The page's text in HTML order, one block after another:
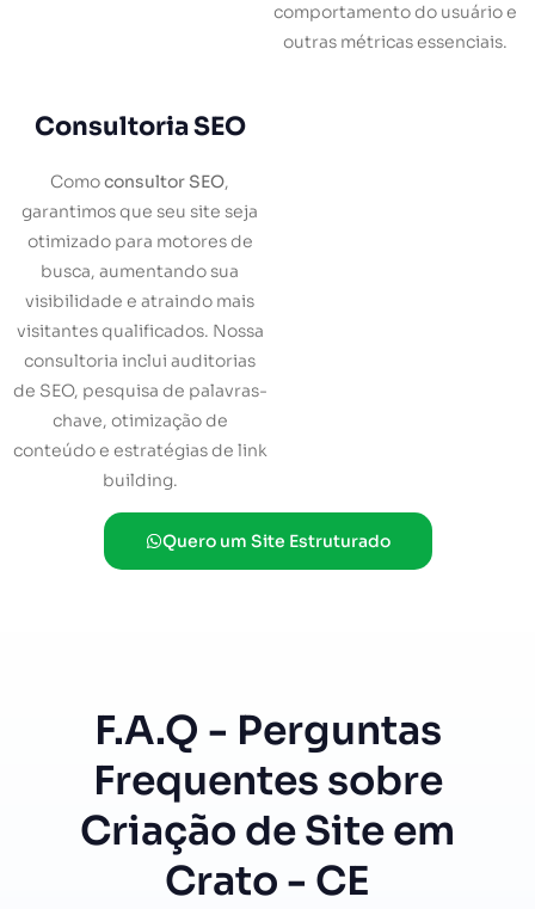
comportamento do usuário e
outras métricas essenciais.
Consultoria SEO
Comoconsultor SEO,
garantimos que seu site seja
otimizado para motores de
busca, aumentando sua
visibilidade e atraindo mais
visitantes qualificados. Nossa
consultoria inclui auditorias
de SEO, pesquisa de palavras-
chave, otimização de
conteúdo e estratégias de link
building.
Quero um Site Estruturado
F.A.Q - Perguntas
Frequentes sobre
Criação de Site em
Crato - CE